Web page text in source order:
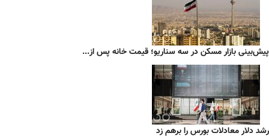
پیش‌بینی بازار مسکن در سه سناریو؛ قیمت خانه پس از...
رشد دلار معادلات بورس را برهم زد